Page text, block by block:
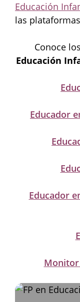
Educación
las
Conoce
Educación
Educador
Educador
Monitor